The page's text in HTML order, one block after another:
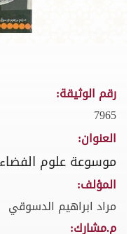
رقم الوثيقة:
7965
العنوان:
موسوعة علوم
المؤلف:
مراد ابراهيم الدسوقي
م.مشارك: